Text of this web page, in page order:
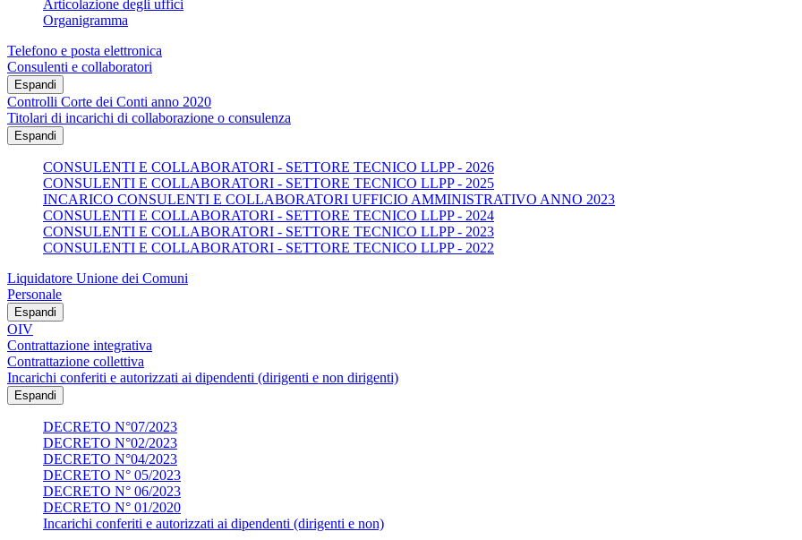
Articolazione degli uffici
Organigramma
Telefono e posta elettronica
Consulenti e collaboratori
Espandi
Controlli Corte dei Conti anno 2020
Titolari di incarichi di collaborazione o consulenza
Espandi
CONSULENTI E COLLABORATORI - SETTORE TECNICO LLPP - 2026
CONSULENTI E COLLABORATORI - SETTORE TECNICO LLPP - 2025
INCARICO CONSULENTI E COLLABORATORI UFFICIO AMMINISTRATIVO ANNO 2023
CONSULENTI E COLLABORATORI - SETTORE TECNICO LLPP - 2024
CONSULENTI E COLLABORATORI - SETTORE TECNICO LLPP - 2023
CONSULENTI E COLLABORATORI - SETTORE TECNICO LLPP - 2022
Liquidatore Unione dei Comuni
Personale
Espandi
OIV
Contrattazione integrativa
Contrattazione collettiva
Incarichi conferiti e autorizzati ai dipendenti (dirigenti e non dirigenti)
Espandi
DECRETO N°07/2023
DECRETO N°02/2023
DECRETO N°04/2023
DECRETO N° 05/2023
DECRETO N° 06/2023
DECRETO N° 01/2020
Incarichi conferiti e autorizzati ai dipendenti (dirigenti e non)